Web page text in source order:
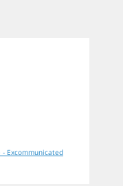
- Excommunicated